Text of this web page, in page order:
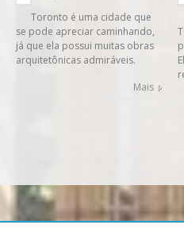
Toronto é uma cidade que
se pode apreciar caminhando,
já que ela possui muitas obras
arquitetônicas admiráveis.
Mais